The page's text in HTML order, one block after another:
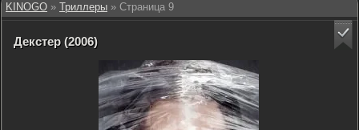
KINOGO » Триллеры » Страница 9
Декстер (2006)